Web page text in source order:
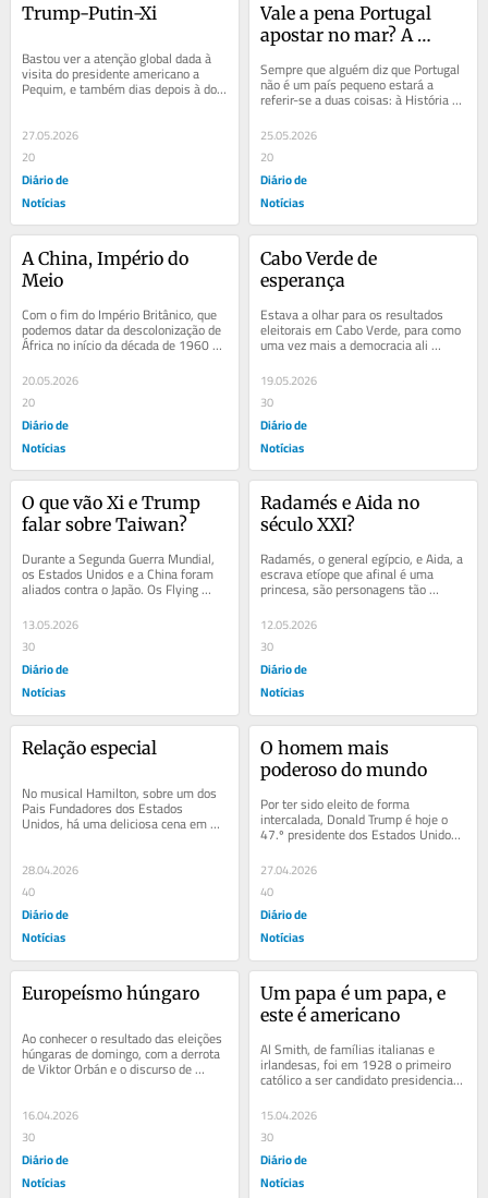
Trump-Putin-Xi
Bastou ver a atenção global dada à
visita do presidente americano a
Pequim, e também dias depois à do
presidente russo, com as televisões
27.05.2026
20
Diário de
Notícias
Vale a pena Portugal
apostar no mar? A
tem séculos
Sempre que alguém diz que Portugal
não é um país pequeno estará a
referir-se a duas coisas: à História do
25.05.2026
20
Diário de
Notícias
A China, Império do
Meio
Com o fim do Império Britânico, que
podemos datar da descolonização de
África no início da década de 1960
independência...
20.05.2026
20
Diário de
Notícias
Cabo Verde de
esperança
Estava a olhar para os resultados
eleitorais em Cabo Verde, para como
uma vez mais a democracia ali
entrevista a...
19.05.2026
30
Diário de
Notícias
O que vão Xi e Trump
falar sobre Taiwan?
Durante a Segunda Guerra Mundial,
os Estados Unidos e a China foram
aliados contra o Japão. Os Flying
Tigers, voluntários americanos que
pilotavam...
13.05.2026
30
Diário de
Notícias
Radamés e Aida no
século XXI?
Radamés, o general egípcio, e Aida, a
escrava etíope que afinal é uma
princesa, são personagens tão
famosas como trágicas às quais
Giuseppe...
12.05.2026
30
Diário de
Notícias
Relação especial
No musical Hamilton, sobre um dos
Pais Fundadores dos Estados
Unidos, há uma deliciosa cena em
que Jorge III fica chocado com a
28.04.2026
40
Diário de
Notícias
O homem mais
poderoso do mundo
Por ter sido eleito de forma
intercalada, Donald Trump é hoje o
47.º presidente dos Estados Unidos,
mas já foi o 45.º. Também Grover
Cleveland,...
27.04.2026
40
Diário de
Notícias
Europeísmo húngaro
Ao conhecer o resultado das eleições
húngaras de domingo, com a derrota
de Viktor Orbán e o discurso de
16.04.2026
30
Diário de
Notícias
Um papa é um papa, e
este é americano
Al Smith, de famílias italianas e
irlandesas, foi em 1928 o primeiro
católico a ser candidato presidencial
por um dos grandes partidos
americanos....
15.04.2026
30
Diário de
Notícias